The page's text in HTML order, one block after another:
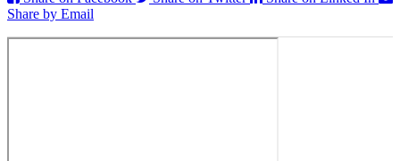
Share by Email